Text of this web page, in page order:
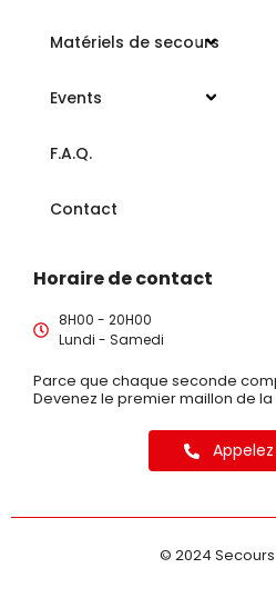
Matériels de secours
Events
F.A.Q.
Contact
Horaire de contact
8H00 - 20H00
Lundi - Samedi
Parce que chaque seconde
Devenez le premier maillon de
© 2024